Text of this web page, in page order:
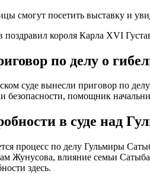
смогут посетить выставку и
поздравил короля Карла XVI
по делу о
суде вынесли приговор по
безопасности, помощник
в суде над
процесс по делу Гульмиры
Жунусова, влияние семьи
здесь.